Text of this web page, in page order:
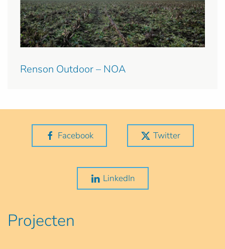
Renson Outdoor – NOA
Facebook Twitter
LinkedIn
Projecten